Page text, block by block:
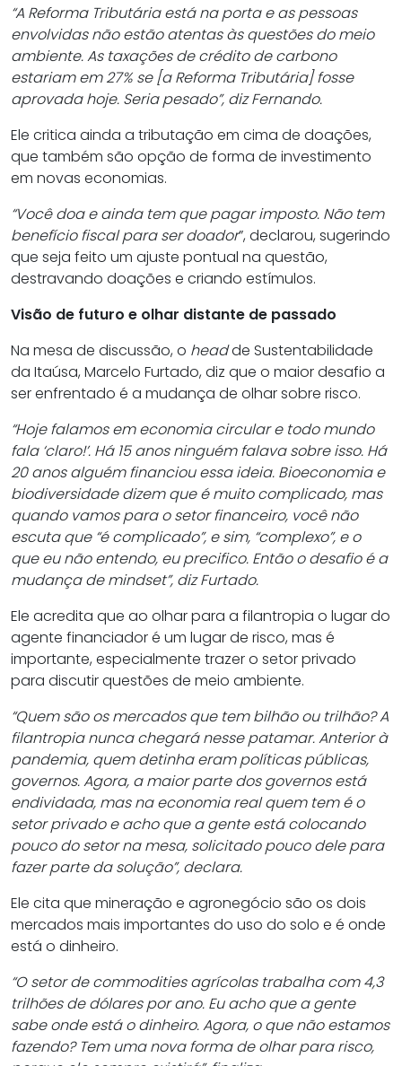
“A Reforma Tributária está na porta e as pessoas
envolvidas não estão atentas às questões do meio
ambiente. As taxações de crédito de carbono
estariam em 27% se [a Reforma Tributária] fosse
aprovada hoje. Seria pesado”, diz Fernando.
Ele critica ainda a tributação em cima de doações,
que também são opção de forma de investimento
em novas economias.
“Você doa e ainda tem que pagar imposto. Não tem
benefício fiscal para ser doador”, declarou, sugerindo
que seja feito um ajuste pontual na questão,
destravando doações e criando estímulos.
Visão de futuro e olhar distante de passado
Na mesa de discussão, o headde Sustentabilidade
da Itaúsa, Marcelo Furtado, diz que o maior desafio a
ser enfrentado é a mudança de olhar sobre risco.
“Hoje falamos em economia circular e todo mundo
fala ‘claro!’. Há 15 anos ninguém falava sobre isso. Há
20 anos alguém financiou essa ideia. Bioeconomia e
biodiversidade dizem que é muito complicado, mas
quando vamos para o setor financeiro, você não
escuta que “é complicado”, e sim, “complexo”, e o
que eu não entendo, eu precifico. Então o desafio é a
mudança de mindset”, diz Furtado.
Ele acredita que ao olhar para a filantropia o lugar do
agente financiador é um lugar de risco, mas é
importante, especialmente trazer o setor privado
para discutir questões de meio ambiente.
“Quem são os mercados que tem bilhão ou trilhão? A
filantropia nunca chegará nesse patamar. Anterior à
pandemia, quem detinha eram políticas públicas,
governos. Agora, a maior parte dos governos está
endividada, mas na economia real quem tem é o
setor privado e acho que a gente está colocando
pouco do setor na mesa, solicitado pouco dele para
fazer parte da solução”, declara.
Ele cita que mineração e agronegócio são os dois
mercados mais importantes do uso do solo e é onde
está o dinheiro.
“O setor de commodities agrícolas trabalha com 4,3
trilhões de dólares por ano. Eu acho que a gente
sabe onde está o dinheiro. Agora, o que não estamos
fazendo? Tem uma nova forma de olhar para risco,